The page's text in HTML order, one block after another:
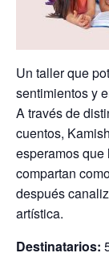
Un taller que
sentimientos y
A través de
cuentos,
esperamos
compartan
después
artística.
Destinatarios: